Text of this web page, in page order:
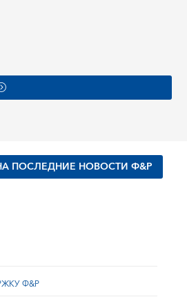
ПОСЛЕДНИЕ НОВОСТИ Ф&Р
Ф&Р